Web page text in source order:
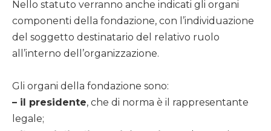
Nello statuto verranno anche indicati gli organi
componenti della fondazione, con l’individuazione
del soggetto destinatario del relativo ruolo
all’interno dell’organizzazione.
Gli organi della fondazione sono:
– il presidente, che di norma è il rappresentante
legale;